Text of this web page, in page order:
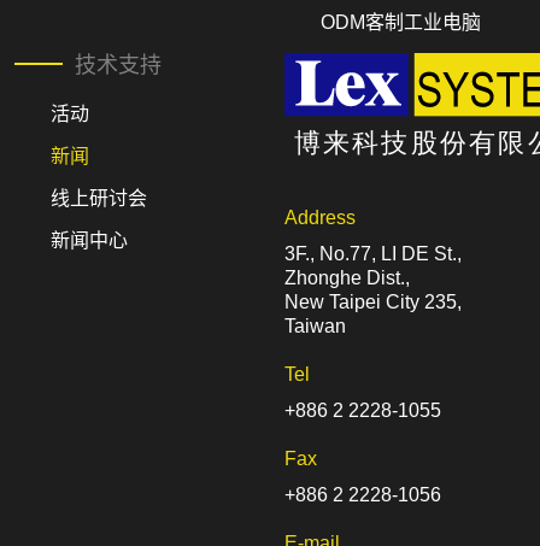
ODM客制工业电脑
技术支持
活动
新闻
线上研讨会
新闻中心
Address
3F., No.77, LI DE St.,
Zhonghe Dist.,
New Taipei City 235,
Taiwan
Tel
+886 2 2228-1055
Fax
+886 2 2228-1056